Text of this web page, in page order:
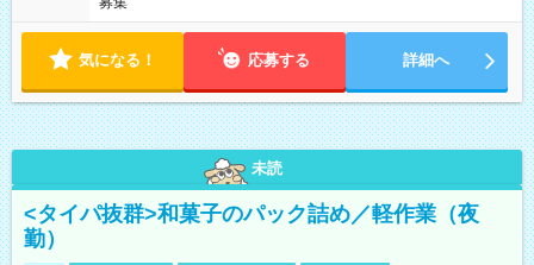
気になる！ 応募する 詳細へ
未読
<タイパ抜群>和菓子のパック詰め／軽作業（夜
勤）